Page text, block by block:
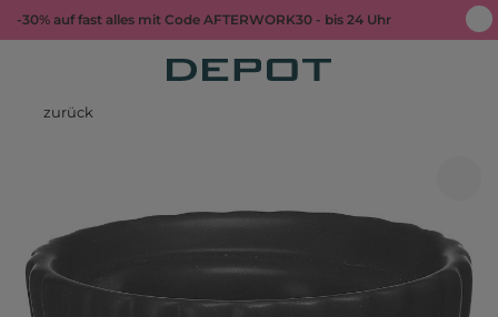
-30% auf fast alles mit Code AFTERWORK30 - bis 24 Uhr
zurück